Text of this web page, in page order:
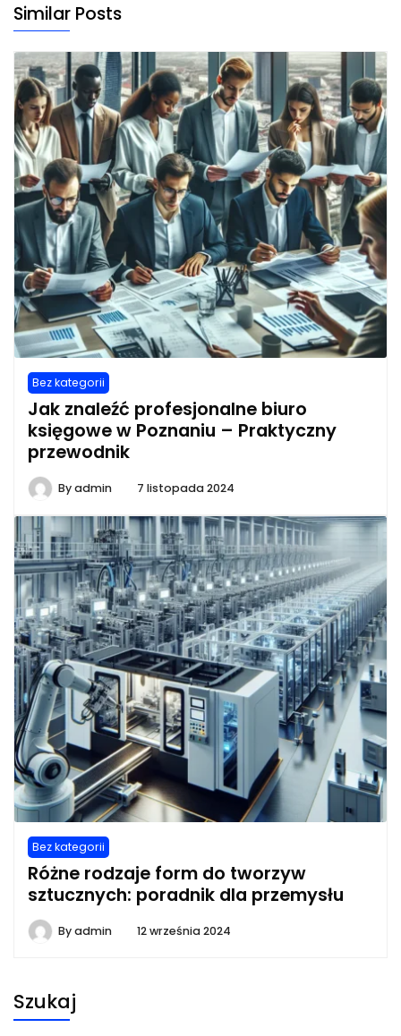
Similar Posts
Bez kategorii
Jak znaleźć profesjonalne biuro
księgowe w Poznaniu – Praktyczny
przewodnik
Byadmin 7 listopada 2024
Bez kategorii
Różne rodzaje form do tworzyw
sztucznych: poradnik dla przemysłu
Byadmin 12 września 2024
Szukaj